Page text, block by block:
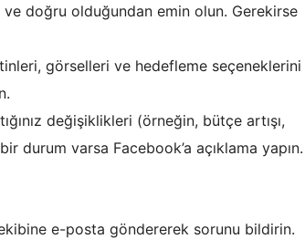
doğru olduğundan emin olun. Gerekirse
görselleri ve hedefleme seçeneklerini
değişiklikleri (örneğin, bütçe artışı,
durum varsa Facebook’a açıklama yapın.
e-posta göndererek sorunu bildirin.